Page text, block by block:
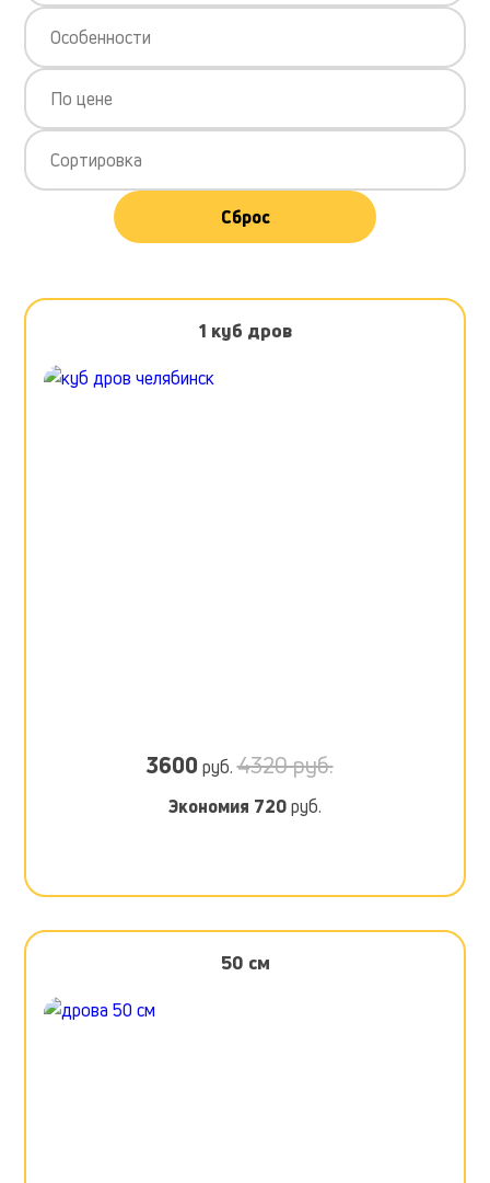
Особенности
По цене
Сортировка
Сброс
1 куб дров
3600 руб.4320 руб.
Экономия 720руб.
50 см